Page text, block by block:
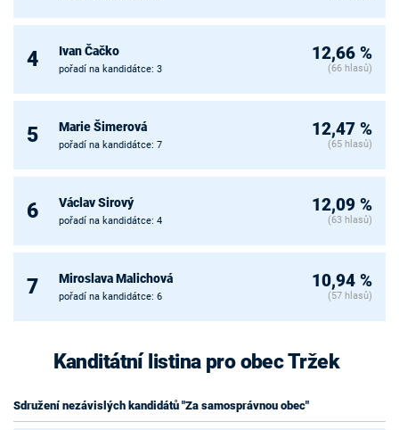
4 Ivan Čačko
pořadí na kandidátce: 3
12,66 %
(66 hlasů)
5 Marie Šimerová
pořadí na kandidátce: 7
12,47 %
(65 hlasů)
6 Václav Sirový
pořadí na kandidátce: 4
12,09 %
(63 hlasů)
7 Miroslava Malichová
pořadí na kandidátce: 6
10,94 %
(57 hlasů)
Kanditátní listina pro obec Tržek
Sdružení nezávislých kandidátů "Za samosprávnou obec"